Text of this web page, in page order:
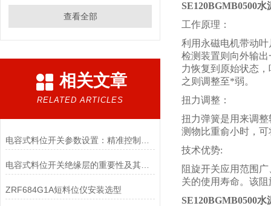
查看全部
相关文章
RELATED ARTICLES
电容式料位开关绝缘层的重要性及其作用探析
ZRF684G1A短料位仪安装选型
SE120BGMB0500
工作原理：
利用永磁电机带动
检测装置则向外输
力恢复到原始状态
之则调整至*弱。
扭力调整：
扭力弹簧是用来调
测物比重俞小时，
技术优势:
阻旋开关应用范围
关的使用寿命。该
SE120BGMB0500